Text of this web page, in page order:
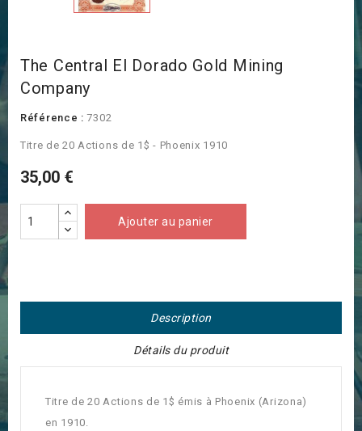
The Central El Dorado Gold Mining
Company
Référence : 7302
Titre de 20 Actions de 1$ - Phoenix 1910
35,00 €
Ajouter au panier
Description
Détails du produit
Titre de 20 Actions de 1$ émis à Phoenix (Arizona)
en 1910.